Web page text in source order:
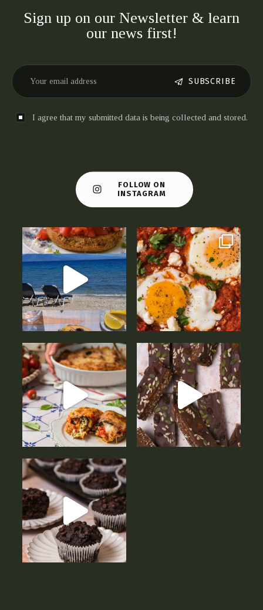
Sign up on our Newsletter & learn
our news first!
SUBSCRIBE
I agree that my submitted data is being collected and stored.
FOLLOW ON
INSTAGRAM